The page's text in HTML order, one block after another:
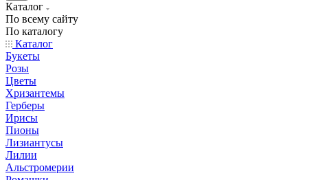
Каталог
По всему сайту
По каталогу
Каталог
Букеты
Розы
Цветы
Хризантемы
Герберы
Ирисы
Пионы
Лизиантусы
Лилии
Альстромерии